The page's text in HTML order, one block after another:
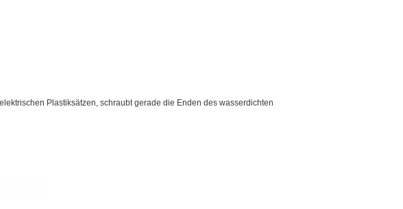
Plastiksätzen, schraubt gerade die Enden des wasserdichten